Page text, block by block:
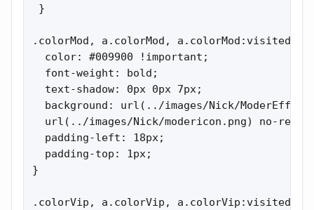
}
.colorMod, a.colorMod, a.colorMod:visited {
  color: #009900 !important;
  font-weight: bold;
  text-shadow: 0px 0px 7px;
background: url(../images/Nick/
url(../images/Nick/modericon.png) no-
  padding-left: 18px;
  padding-top: 1px;
}
.colorVip, a.colorVip, a.colorVip:visited {